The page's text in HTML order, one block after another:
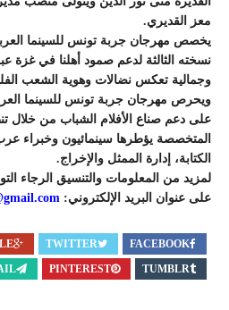
معز القديري.
يخصص مهرجان جربة تونس للسينما
نسخته الثالثة لدعم صمود أهلنا في غزة
وجمالية تعكس نضالات وهوية الشعب
على دعم صناع الأفلام الشباب من خلال
المتخصصة يؤطرها سينمائيون وخبراء
الكتابة، إدارة الممثل والإخراج.
على عنوان البريد الإلكتروني:
FACEBOOK
TWITTER
TUMBLR
PINTEREST